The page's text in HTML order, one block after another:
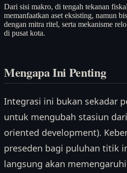
Dari sisi makro, di tengah tekanan
memanfaatkan aset eksisting, namun
dengan mitra ritel, serta mekanisme
di pusat kota.
Mengapa Ini Penting
Integrasi ini bukan sekadar
untuk mengubah stasiun
oriented development).
preseden bagi puluhan titik
langsung akan